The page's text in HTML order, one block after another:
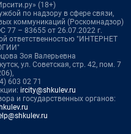
(18+)
по надзору в сфере связи,
коммуникаций (Роскомнадзор)
77 – 83655 от 26.07.2022 г.
ответственностью "ИНТЕРНЕТ
Зоя Валерьевна
ул. Советская, стр. 42, пом. 7
603 02 71
ircity@shkulev.ru
и государственных органов: